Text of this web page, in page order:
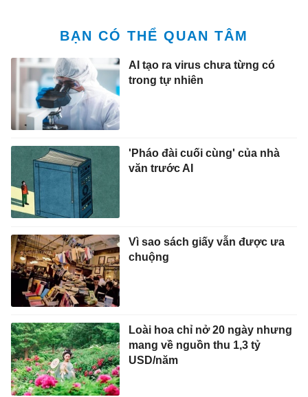
BẠN CÓ THỂ QUAN TÂM
AI tạo ra virus chưa từng có
trong tự nhiên
'Pháo đài cuối cùng' của nhà
văn trước AI
Vì sao sách giấy vẫn được ưa
chuộng
Loài hoa chỉ nở 20 ngày nhưng
mang về nguồn thu 1,3 tỷ
USD/năm